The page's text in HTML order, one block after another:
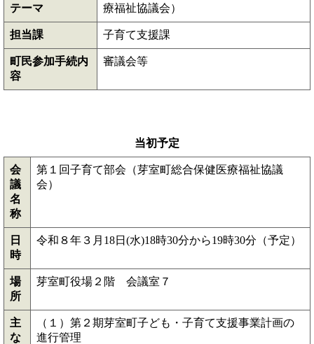
テーマ
療福祉協議会）
担当課 子育て支援課
町民参加手続内
容
審議会等
当初予定
会
議
名
称
第１回子育て部会（芽室町総合保健医療福祉協議
会）
日
時
令和８年３月18日(水)18時30分から19時30分（予定）
場
所
芽室町役場２階 会議室７
主
な
（１）第２期芽室町子ども・子育て支援事業計画の
進行管理